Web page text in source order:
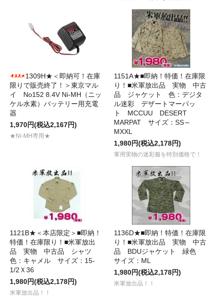
1309H★＜即納可！在庫
限りで販売終了！＞東京マル
イ No152 8.4V Ni-MH（ニッ
ケル水素）バッテリー用充電
器
1,970円(税込2,167円)
★Ni-MH専用★
1151A★■即納！特価！在庫限
り！■米軍放出品 実物 中古
品 ジャケット 色：デジタ
ル迷彩 デザートマーパッ
ト MCCUU DESERT
MARPAT サイズ：SS～
MXXL
1,980円(税込2,178円)
軍用実物の迷彩服を特別価格で！
1121B★＜本店限定＞■即納！
特価！在庫限り！■米軍放出
品 実物 中古品 シャツ
色：キャメル サイズ：15-
1/2Ｘ36
1,980円(税込2,178円)
米軍放出品！！
1136D★■即納！特価！在庫限
り！■米軍放出品 実物 中古
品 BDUジャケット 緑色
サイズ：ML
1,980円(税込2,178円)
米軍放出品！！